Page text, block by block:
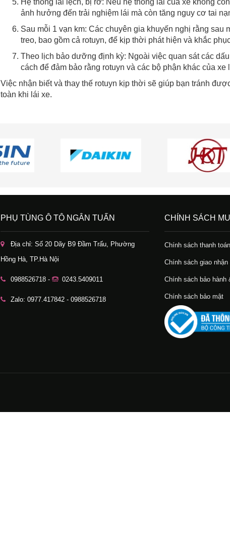
Hệ thống lái lệch, bị rơ: Nếu hệ thống lái của xe không
ảnh hưởng đến trải nghiệm lái mà còn tăng nguy cơ tai
Sau mỗi 1 vạn km: Các chuyên gia khuyến nghị rằng sau
treo, bao gồm cả rotuyn, để kịp thời phát hiện và khắc
Theo lịch bảo dưỡng định kỳ: Ngoài việc quan sát các
cách để đảm bảo rằng rotuyn và các bộ phận khác của
Việc nhận biết và thay thế rotuyn kịp thời sẽ giúp bạn tránh
toàn khi lái xe.
PHỤ TÙNG Ô TÔ NGÂN TUẤN
Địa chỉ: Số 20 Dãy B9 Đầm Trấu, Phường
Hồng Hà, TP.Hà Nội
0988526718 - 0243.5409011
Zalo: 0977.417842 - 0988526718
CHÍNH SÁCH
Chính sách thanh toán
Chính sách giao
Chính sách bảo hành
Chính sách bảo mật